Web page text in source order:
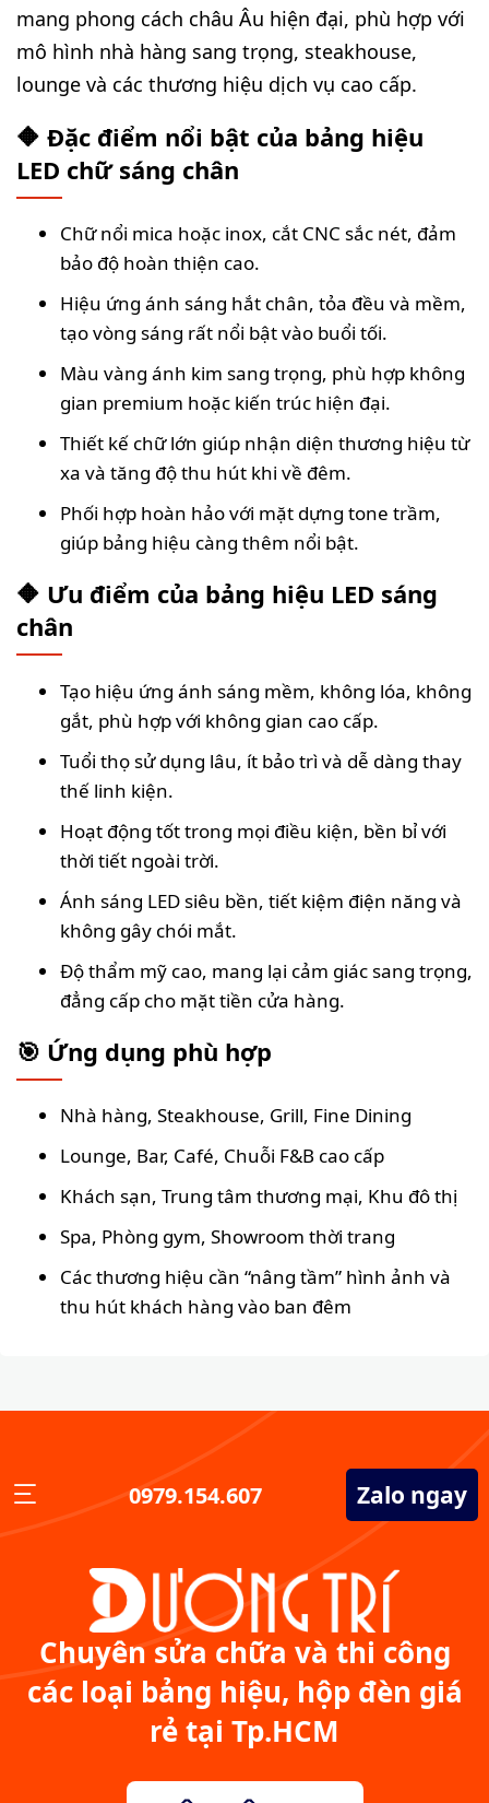
mang phong cách châu Âu hiện đại, phù hợp với
mô hình nhà hàng sang trọng, steakhouse,
lounge và các thương hiệu dịch vụ cao cấp.
🔶 Đặc điểm nổi bật của bảng hiệu
LED chữ sáng chân
Chữ nổi mica hoặc inox, cắt CNC sắc nét, đảm
bảo độ hoàn thiện cao.
Hiệu ứng ánh sáng hắt chân, tỏa đều và mềm,
tạo vòng sáng rất nổi bật vào buổi tối.
Màu vàng ánh kim sang trọng, phù hợp không
gian premium hoặc kiến trúc hiện đại.
Thiết kế chữ lớn giúp nhận diện thương hiệu từ
xa và tăng độ thu hút khi về đêm.
Phối hợp hoàn hảo với mặt dựng tone trầm,
giúp bảng hiệu càng thêm nổi bật.
🔶 Ưu điểm của bảng hiệu LED sáng
chân
Tạo hiệu ứng ánh sáng mềm, không lóa, không
gắt, phù hợp với không gian cao cấp.
Tuổi thọ sử dụng lâu, ít bảo trì và dễ dàng thay
thế linh kiện.
Hoạt động tốt trong mọi điều kiện, bền bỉ với
thời tiết ngoài trời.
Ánh sáng LED siêu bền, tiết kiệm điện năng và
không gây chói mắt.
Độ thẩm mỹ cao, mang lại cảm giác sang trọng,
đẳng cấp cho mặt tiền cửa hàng.
🎯 Ứng dụng phù hợp
Nhà hàng, Steakhouse, Grill, Fine Dining
Lounge, Bar, Café, Chuỗi F&B cao cấp
Khách sạn, Trung tâm thương mại, Khu đô thị
Spa, Phòng gym, Showroom thời trang
Các thương hiệu cần “nâng tầm” hình ảnh và
thu hút khách hàng vào ban đêm
0979.154.607 Zalo ngay
Chuyên sửa chữa và thi công
các loại bảng hiệu, hộp đèn giá
rẻ tại Tp.HCM